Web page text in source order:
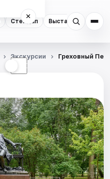
Стендап Выставки
×
☾
Экскурсии Греховный